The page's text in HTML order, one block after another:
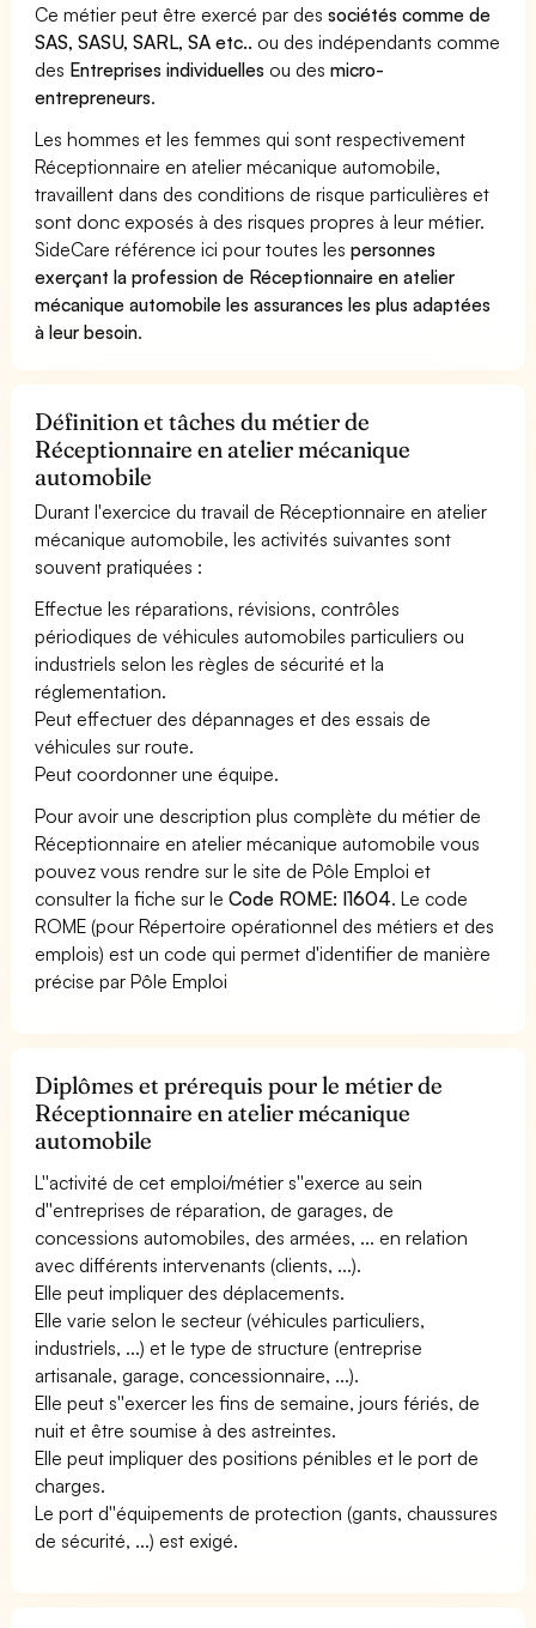
Ce métier peut être exercé par dessociétés comme de
SAS, SASU, SARL, SA etc.. ou des indépendants comme
des Entreprises individuelles ou desmicro-
entrepreneurs.
Les hommes et les femmes qui sont respectivement
Réceptionnaire en atelier mécanique automobile,
travaillent dans des conditions de risque particulières et
sont donc exposés à des risques propres à leur métier.
SideCare référence ici pour toutes lespersonnes
exerçant la profession de Réceptionnaire en atelier
mécanique automobile les assurances les plus adaptées
à leur besoin.
Définition et tâches du métier de
Réceptionnaire en atelier mécanique
automobile
Durant l'exercice du travail de Réceptionnaire en atelier
mécanique automobile, les activités suivantes sont
souvent pratiquées :
Effectue les réparations, révisions, contrôles
périodiques de véhicules automobiles particuliers ou
industriels selon les règles de sécurité et la
réglementation.
Peut effectuer des dépannages et des essais de
véhicules sur route.
Peut coordonner une équipe.
Pour avoir une description plus complète du métier de
Réceptionnaire en atelier mécanique automobile vous
pouvez vous rendre sur le site de Pôle Emploi et
consulter la fiche sur leCode ROME: I1604. Le code
ROME (pour Répertoire opérationnel des métiers et des
emplois) est un code qui permet d'identifier de manière
précise par Pôle Emploi
Diplômes et prérequis pour le métier de
Réceptionnaire en atelier mécanique
automobile
L''activité de cet emploi/métier s''exerce au sein
d''entreprises de réparation, de garages, de
concessions automobiles, des armées, ... en relation
avec différents intervenants (clients, ...).
Elle peut impliquer des déplacements.
Elle varie selon le secteur (véhicules particuliers,
industriels, ...) et le type de structure (entreprise
artisanale, garage, concessionnaire, ...).
Elle peut s''exercer les fins de semaine, jours fériés, de
nuit et être soumise à des astreintes.
Elle peut impliquer des positions pénibles et le port de
charges.
Le port d''équipements de protection (gants, chaussures
de sécurité, ...) est exigé.